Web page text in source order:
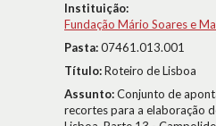
Instituição:
Fundação Mário Soares e
Pasta:07461.013.001
Título:Roteiro de Lisboa
Assunto:Conjunto de
recortes para a elaboração